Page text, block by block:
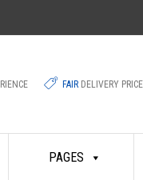
FAIR DELIVERY
PAGES